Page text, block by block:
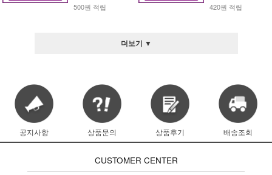
500원 적립 420원 적립
더보기 ▼
공지사항 상품문의 상품후기 배송조회
CUSTOMER CENTER